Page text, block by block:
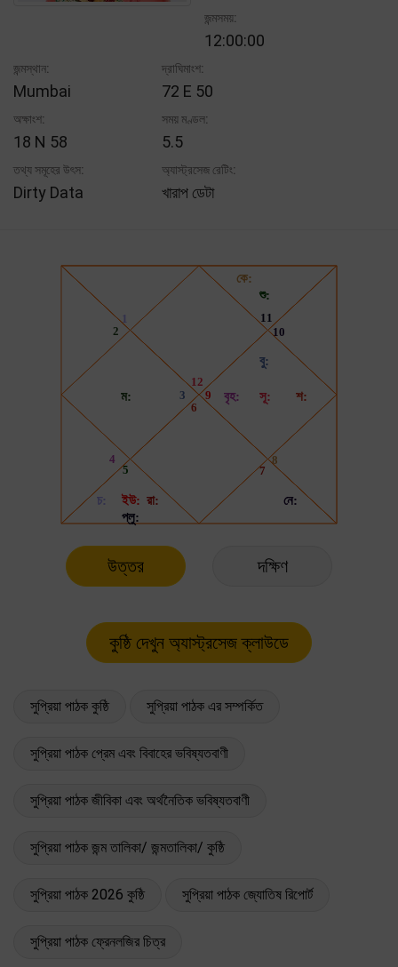
জন্মসময়:
12:00:00
জন্মস্থান:
Mumbai
দ্রাঘিমাংশ:
72 E 50
অক্ষাংশ:
18 N 58
সময় মণ্ডল:
5.5
তথ্য সমূহের উৎস:
Dirty Data
অ্যাস্ট্রসেজ রেটিং:
খারাপ ডেটা
উত্তর দক্ষিণ
সুপ্রিয়া পাঠক কুষ্ঠি সুপ্রিয়া পাঠক এর সম্পর্কিত
সুপ্রিয়া পাঠক প্রেম এবং বিবাহের ভবিষ্যতবাণী
সুপ্রিয়া পাঠক জীবিকা এবং অর্থনৈতিক ভবিষ্যতবাণী
সুপ্রিয়া পাঠক জন্ম তালিকা/ জন্মতালিকা/ কুষ্ঠি
সুপ্রিয়া পাঠক 2026 কুষ্ঠি সুপ্রিয়া পাঠক জ্যোতিষ রিপোর্ট
সুপ্রিয়া পাঠক ফ্রেনলজির চিত্র